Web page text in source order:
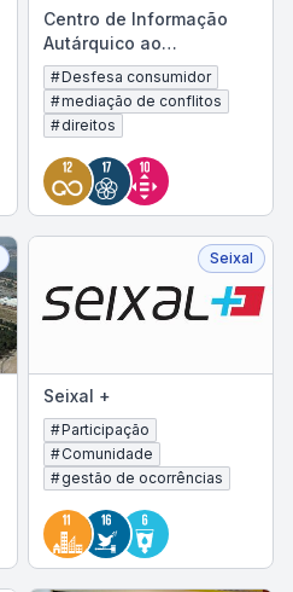
Centro de Informação
Autárquico ao
Consumidor (CIAC)
#Desfesa consumidor
#mediação de conflitos
#direitos
Seixal
Seixal +
#Participação
#Comunidade
#gestão de ocorrências